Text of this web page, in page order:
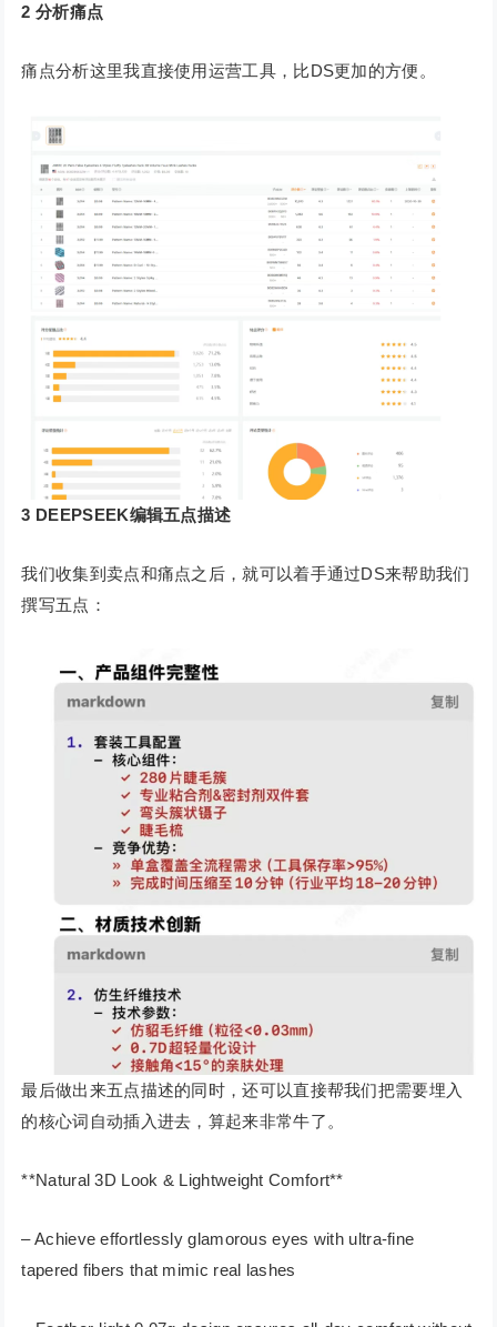
2 分析痛点
痛点分析这里我直接使用运营工具，比DS更加的方便。
3 DEEPSEEK编辑五点描述
我们收集到卖点和痛点之后，就可以着手通过DS来帮助我们
撰写五点：
最后做出来五点描述的同时，还可以直接帮我们把需要埋入
的核心词自动插入进去，算起来非常牛了。
**Natural 3D Look & Lightweight Comfort**
– Achieve effortlessly glamorous eyes with ultra-fine
tapered fibers that mimic real lashes